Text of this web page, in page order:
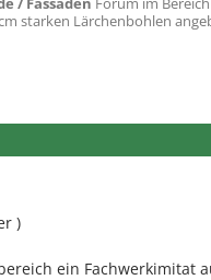
starken Lärchenbohlen
)
ein Fachwerkimitat